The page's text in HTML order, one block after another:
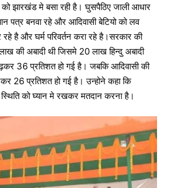
झारखंड मे बसा रही है। घुसपैठिए जाली आधार
पत्र बनवा रहे और आदिवासी बेटियो को लव
है और घर्म परिवर्तन करा रहे है।सरकार की
की अबादी थी जिसमे 20 लाख हिन्दु अबादी
36 प्रतिशत हो गई है। जबकि आदिवासी की
26 प्रतिशत हो गई है। उन्होने कहा कि
को घ्यान मे रखकर मतदान करना है।